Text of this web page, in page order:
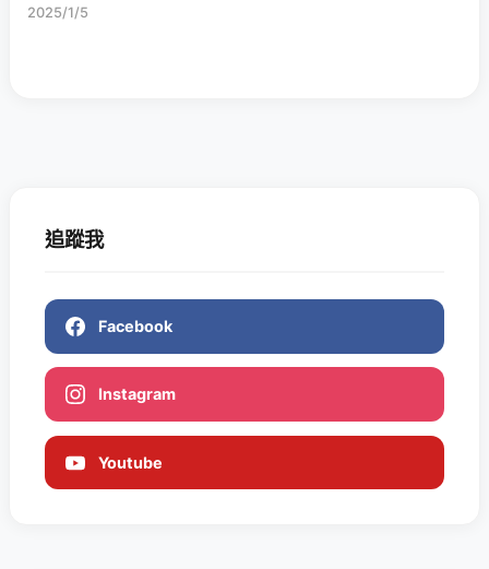
2025/1/5
追蹤我
Facebook
Instagram
Youtube